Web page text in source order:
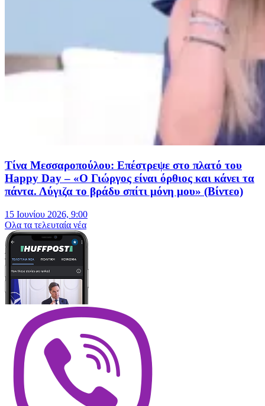
Τίνα Μεσσαροπούλου: Επέστρεψε στο πλατό του
Happy Day – «Ο Γιώργος είναι όρθιος και κάνει τα
πάντα. Λύγιζα το βράδυ σπίτι μόνη μου» (Βίντεο)
15 Ιουνίου 2026, 9:00
Oλα τα τελευταία νέα